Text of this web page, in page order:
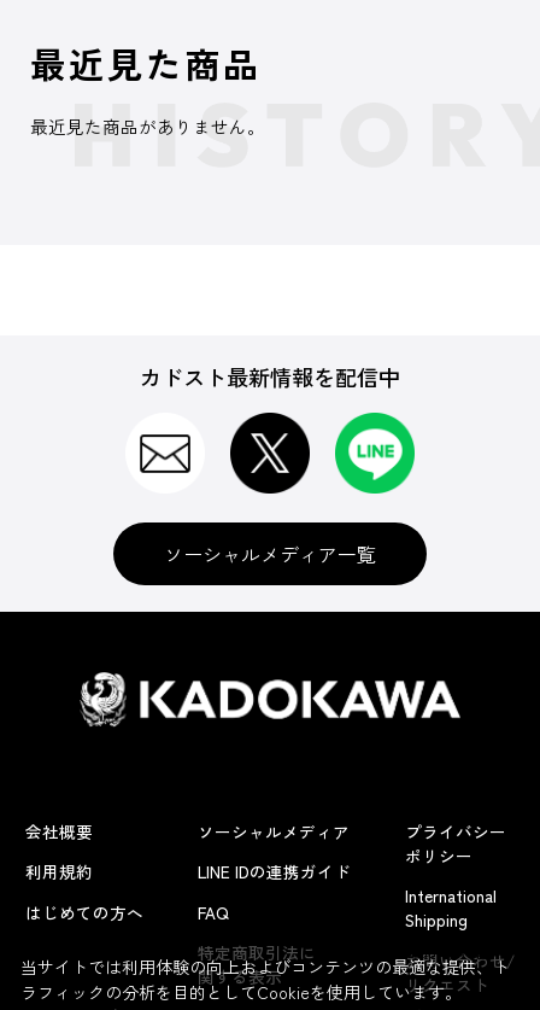
よくあるお問い合わせ
最近見た商品
最近見た商品がありません。
カドスト最新情報を配信中
ソーシャルメディア一覧
会社概要
利用規約
はじめての方へ
ソーシャルメディア
LINE IDの連携ガイド
FAQ
特定商取引法に
関する表示
プライバシー
ポリシー
International
Shipping
お問い合わせ/
リクエスト
当サイトでは利用体験の向上およびコンテンツの最適な提供、ト
ラフィックの分析を目的としてCookieを使用しています。